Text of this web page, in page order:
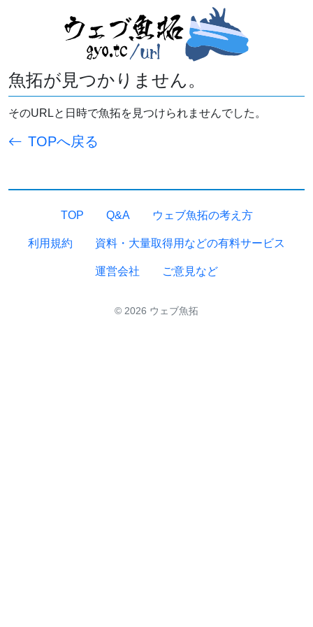
魚拓が見つかりません。
そのURLと日時で魚拓を見つけられませんでした。
TOPへ戻る
TOP Q&A ウェブ魚拓の考え方
利用規約 資料・大量取得用などの有料サービス
運営会社 ご意見など
© 2026 ウェブ魚拓